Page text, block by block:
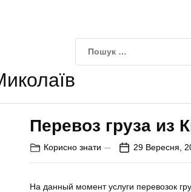
Перевоз груза из
Корисно знати 29 Вересня,
На данный момент услуги перевозок